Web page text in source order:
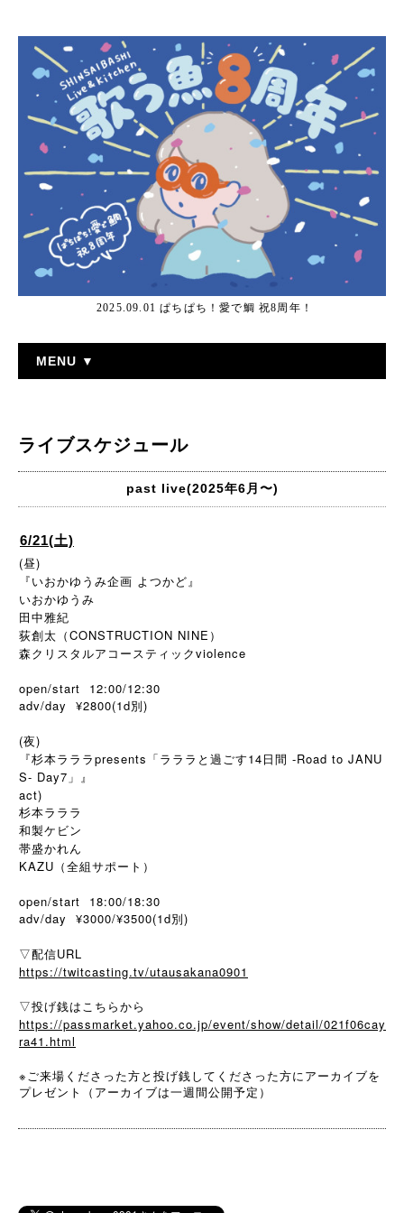
2025.09.01 ぱちぱち！愛で鯛 祝8周年！
MENU ▼
ライブスケジュール
past live(2025年6月〜)
6/21(土)
(昼)
『いおかゆうみ企画 よつかど』
いおかゆうみ
田中雅紀
荻創太（CONSTRUCTION NINE）
森クリスタルアコースティックviolence
open/start 12:00/12:30
adv/day ¥2800(1d別 )
(夜)
『杉本ラララpresents「ラララと過ごす14日間 -Road to JANU
S- Day7」』
act)
杉本ラララ
和製ケビン
帯盛かれん
KAZU（全組サポート）
open/start 18:00/18:30
adv/day ¥3000/¥3500(1d別)
▽配信URL
https://twitcasting.tv/utausakana0901
▽投げ銭はこちらから
https://passmarket.yahoo.co.jp/event/show/detail/021f06cay
ra41.html
※ ご来場くださった方と投げ銭してくださった方にアーカイブを
プレゼント（アーカイブは一週間公開予定）